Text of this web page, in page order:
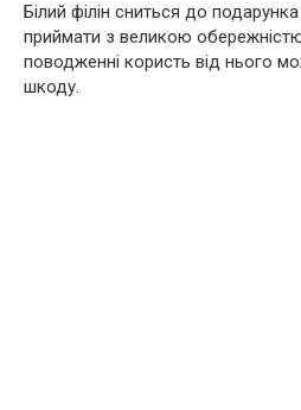
Білий філін сниться до
приймати з великою
поводженні користь від нього
шкоду.